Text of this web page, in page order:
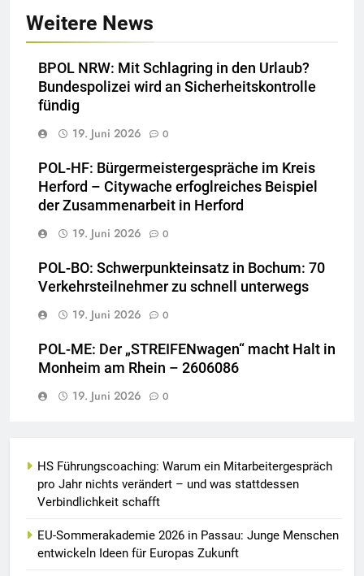
Weitere News
BPOL NRW: Mit Schlagring in den Urlaub?
Bundespolizei wird an Sicherheitskontrolle
fündig
19. Juni 2026
0
POL-HF: Bürgermeistergespräche im Kreis
Herford – Citywache erfoglreiches Beispiel
der Zusammenarbeit in Herford
19. Juni 2026
0
POL-BO: Schwerpunkteinsatz in Bochum: 70
Verkehrsteilnehmer zu schnell unterwegs
19. Juni 2026
0
POL-ME: Der „STREIFENwagen“ macht Halt in
Monheim am Rhein – 2606086
19. Juni 2026
0
HS Führungscoaching: Warum ein Mitarbeitergespräch
pro Jahr nichts verändert – und was stattdessen
Verbindlichkeit schafft
EU-Sommerakademie 2026 in Passau: Junge Menschen
entwickeln Ideen für Europas Zukunft